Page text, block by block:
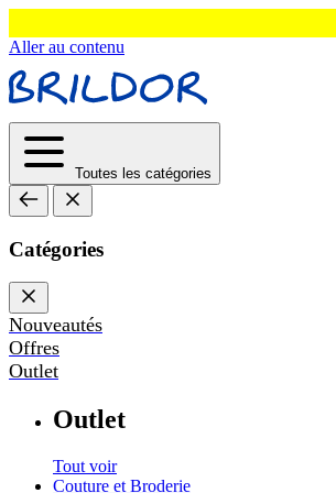
Aller au contenu
Toutes les catégories
Catégories
Nouveautés
Offres
Outlet
Outlet
Tout voir
Couture et Broderie